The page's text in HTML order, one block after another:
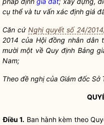
cụ thể và tư vấn xác định giá
Căn cứNghị quyết số 24/
2014 của Hội đồng nhân dân
mười một về Quy định Bảng
Nam;
Theo đề nghị của Giám đốc Sở
Điều 1. Ban hành kèm theo